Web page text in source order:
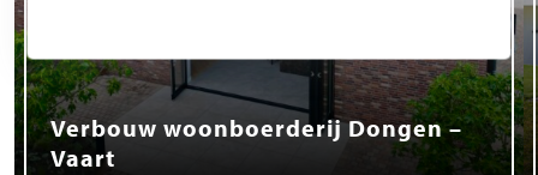
Verbouw woonboerderij Dongen –
Vaart